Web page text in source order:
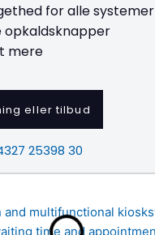
for alle systemer
opkaldsknapper
mere
eller tilbud
25398 30